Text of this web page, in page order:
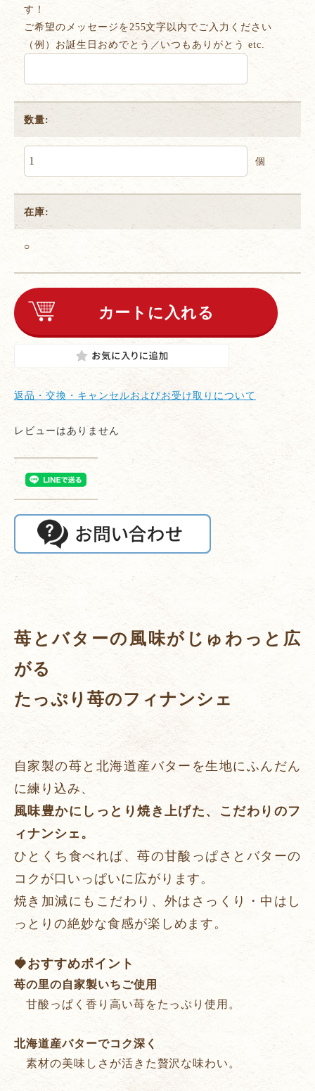
す！
ご希望のメッセージを255文字以内でご入力ください
（例）お誕生日おめでとう／いつもありがとう etc.
数量:
個
在庫:
○
返品・交換・キャンセルおよびお受け取りについて
レビューはありません
苺とバターの風味がじゅわっと広
がる
たっぷり苺のフィナンシェ
自家製の苺と北海道産バターを生地にふんだん
に練り込み、
風味豊かにしっとり焼き上げた、こだわりのフ
ィナンシェ。
ひとくち食べれば、苺の甘酸っぱさとバターの
コクが口いっぱいに広がります。
焼き加減にもこだわり、外はさっくり・中はし
っとりの絶妙な食感が楽しめます。
🍓おすすめポイント
苺の里の自家製いちご使用
甘酸っぱく香り高い苺をたっぷり使用。
北海道産バターでコク深く
素材の美味しさが活きた贅沢な味わい。